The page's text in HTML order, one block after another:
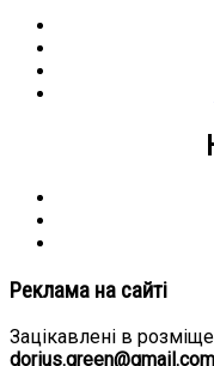
Реклама на сайті
Зацікавлені в
dorius.green@gmail.com